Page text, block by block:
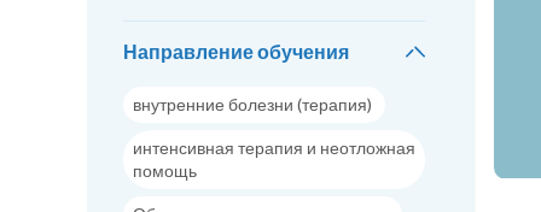
Направление обучения
внутренние болезни (терапия)
интенсивная терапия и неотложная
помощь